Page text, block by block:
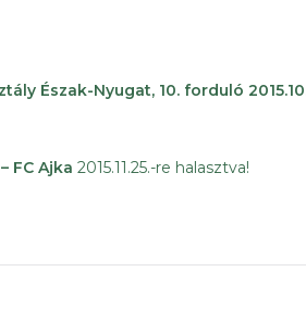
Észak-Nyugat, 10. forduló
FC Ajka 2015.11.25.-re halasztva!